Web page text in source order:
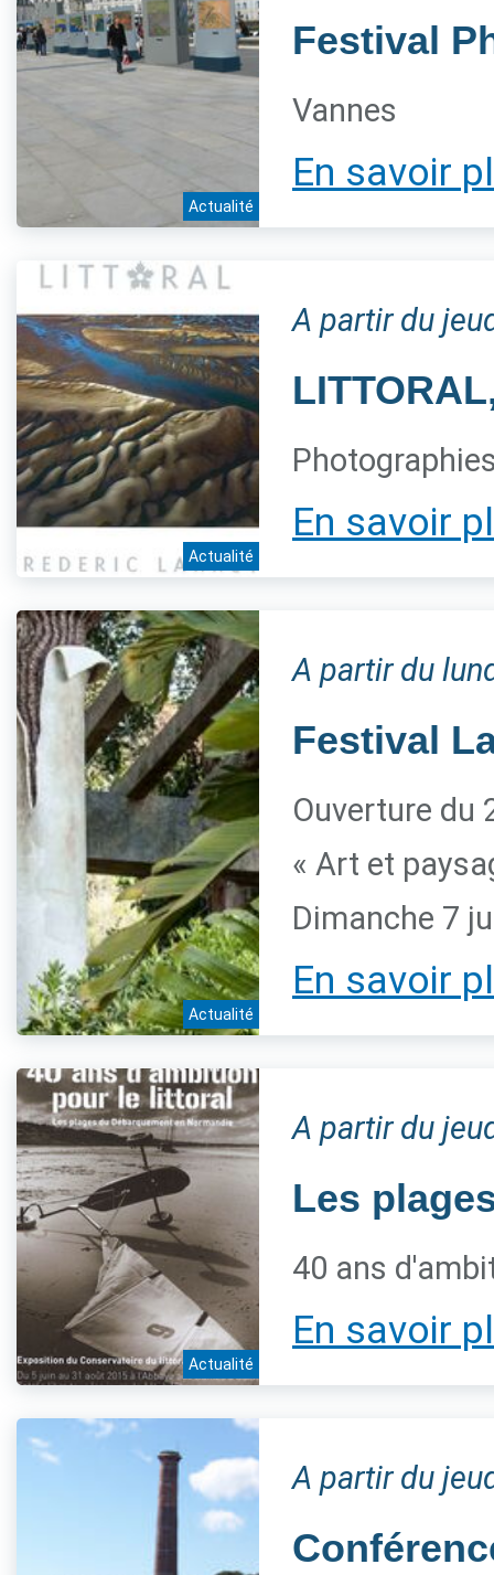
Actualité
Festival
Vannes
En savoir
Actualité
A partir du
En savoir
Actualité
A partir du
Festival
Ouverture du
« Art et
Dimanche 7
En savoir
Actualité
A partir du
Les
40 ans
En savoir
A partir du